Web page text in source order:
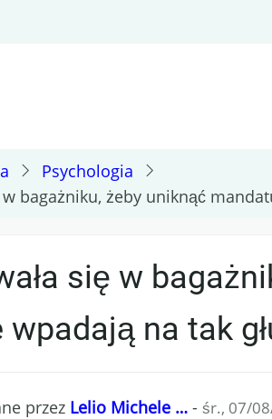
Psychologia
w bagażniku, żeby uniknąć
się w
wpadają na tak
przez Lelio Michele … - śr., 07/